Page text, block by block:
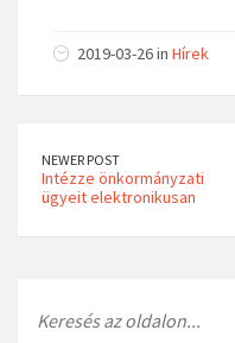
2019-03-26 in Hírek
NEWER POST
Intézze önkormányzati
ügyeit elektronikusan